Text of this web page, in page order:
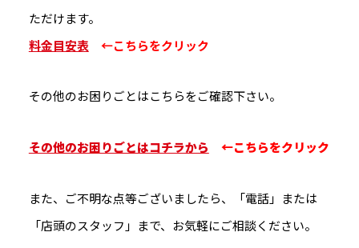
ただけます。
料金目安表
←こちらをクリック
その他のお困りごとはこちらをご確認下さい。
その他のお困りごとはコチラから ←こちらをクリック
また、ご不明な点等ございましたら、「電話」または
「店頭のスタッフ」まで、お気軽にご相談ください。